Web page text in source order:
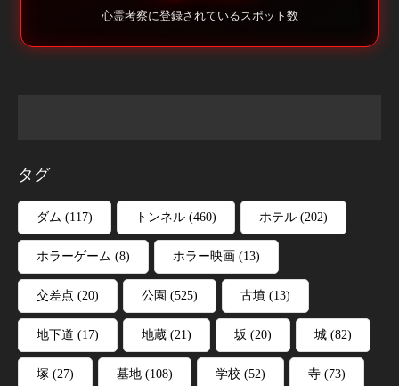
心霊考察に登録されているスポット数
タグ
ダム (117) トンネル (460) ホテル (202)
ホラーゲーム (8) ホラー映画 (13)
交差点 (20) 公園 (525) 古墳 (13)
地下道 (17) 地蔵 (21) 坂 (20) 城 (82)
塚 (27) 墓地 (108) 学校 (52) 寺 (73)